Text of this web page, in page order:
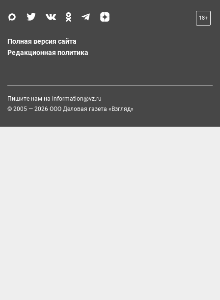
18+
Полная версия сайта
Редакционная политика
Пишите нам на information@vz.ru
© 2005 — 2026 ООО Деловая газета «Взгляд»